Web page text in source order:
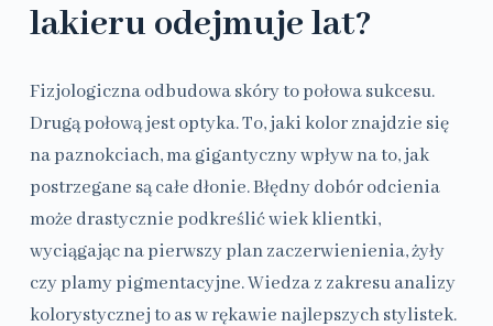
lakieru odejmuje lat?
Fizjologiczna odbudowa skóry to połowa sukcesu.
Drugą połową jest optyka. To, jaki kolor znajdzie się
na paznokciach, ma gigantyczny wpływ na to, jak
postrzegane są całe dłonie. Błędny dobór odcienia
może drastycznie podkreślić wiek klientki,
wyciągając na pierwszy plan zaczerwienienia, żyły
czy plamy pigmentacyjne. Wiedza z zakresu analizy
kolorystycznej to as w rękawie najlepszych stylistek.